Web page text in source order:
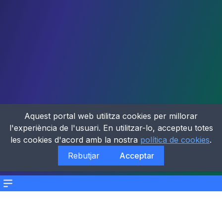
Menu
Aquest portal web utilitza cookies per millorar
l'experiència de l'usuari. En utilitzar-lo, accepteu totes
les cookies d'acord amb la nostra política de cookies.
Rebutjar
Acceptar